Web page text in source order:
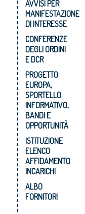
AVVISI PER
MANIFESTAZIONE
DI INTERESSE
CONFERENZE
DEGLI ORDINI
E DCR
PROGETTO
EUROPA,
SPORTELLO
INFORMATIVO,
BANDI E
OPPORTUNITÀ
ISTITUZIONE
ELENCO
AFFIDAMENTO
INCARICHI
ALBO
FORNITORI